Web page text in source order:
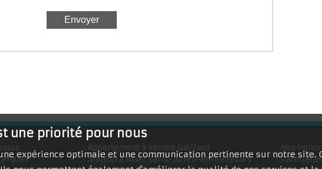
Appartement à vendre Gaillard
Maison à louer Saint-Julien-en-Genevois
Nos
Palmieras
une priorité pour nous
expérience optimale et une communication pertinente sur notre site.